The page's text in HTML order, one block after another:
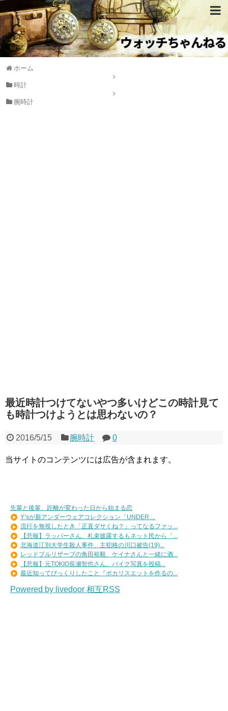
ホーム
時計
腕時計
最近時計つけてないやつ多いけどこの時計見て
も時計つけようとは思わないの？
2016/5/15 腕時計 0
当サイトのコンテンツには広告が含まれます。
先輩と後輩、距離が変わった日から始まる恋
Y’sが新アンダーウェアコレクション「UNDER ...
流行を無視したとき「正直ダサくね？」ってなるファッ...
【悲報】ラッパーさん、札束披露するもネット民から「...
北海道江別大学生殺人事件、主犯格の川口被告(19)...
レッドブルリザーブの角田裕毅、ケイナさんと一緒に酒...
【悲報】元TOKIO長瀬智也さん、バイク写真を投稿...
最近知ってびっくりしたこと『ポカリスエットを作るの...
Powered by livedoor 相互RSS